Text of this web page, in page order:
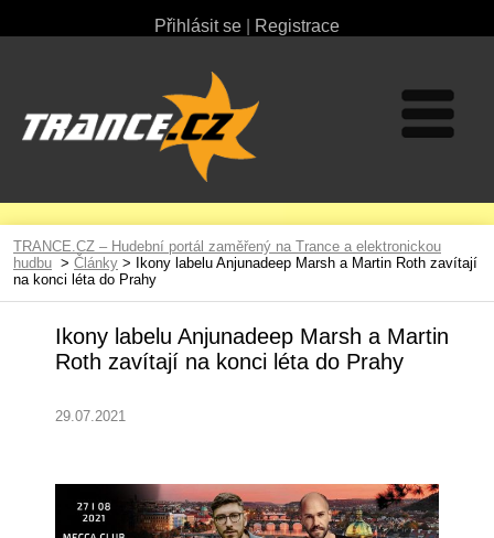
Přihlásit se Registrace
TRANCE.CZ – Hudební portál zaměřený na Trance a elektronickou
hudbu > Články > Ikony labelu Anjunadeep Marsh a Martin Roth zavítají
na konci léta do Prahy
Ikony labelu Anjunadeep Marsh a Martin
Roth zavítají na konci léta do Prahy
29.07.2021